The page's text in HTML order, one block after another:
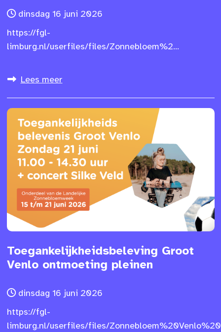
dinsdag 16 juni 2026
https://fgl-
limburg.nl/userfiles/files/Zonnebloem%2...
Lees meer
Toegankelijkheidsbeleving Groot
Venlo ontmoeting pleinen
dinsdag 16 juni 2026
https://fgl-
limburg.nl/userfiles/files/